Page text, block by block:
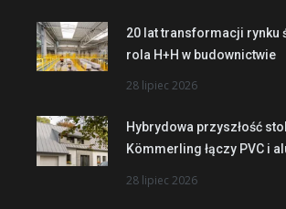
20 lat transformacji rynku
rola H+H w budownictwie
28 lipiec 2026
Hybrydowa przyszłość
Kömmerling łączy PVC i
28 lipiec 2026